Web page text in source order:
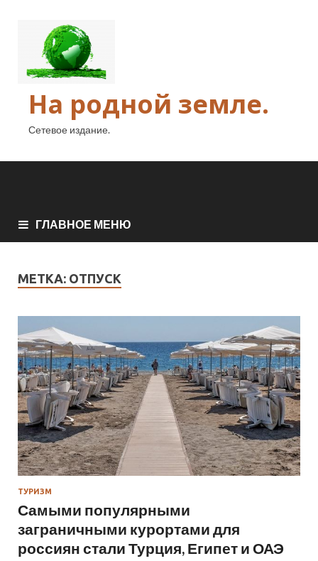
На родной земле.
Сетевое издание.
ГЛАВНОЕ МЕНЮ
МЕТКА: ОТПУСК
ТУРИЗМ
Самыми популярными
заграничными курортами для
россиян стали Турция, Египет и ОАЭ